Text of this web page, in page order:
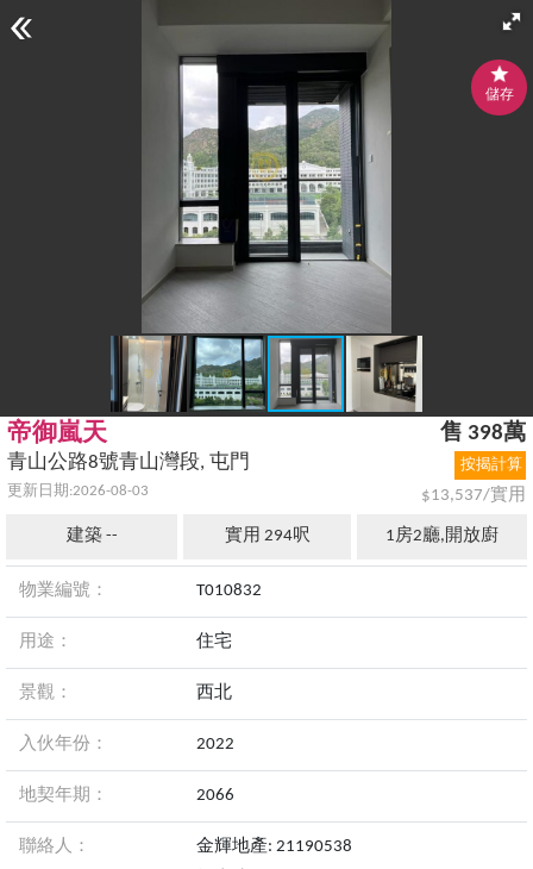
儲存
帝御嵐天
青山公路8號青山灣段, 屯門
更新日期:2026-08-03
售 398萬
按揭計算
$13,537/實用
建築 -- 實用 294呎 1房2廳,開放廚
物業編號： T010832
用途： 住宅
景觀： 西北
入伙年份： 2022
地契年期： 2066
聯絡人：
金輝地產: 21190538